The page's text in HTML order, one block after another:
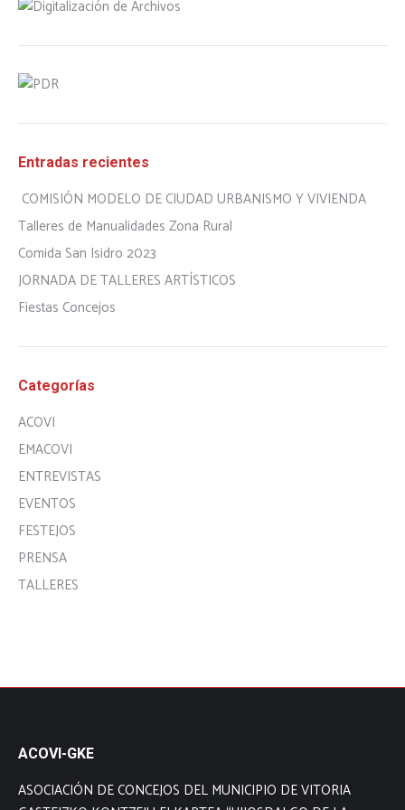
Entradas recientes
COMISIÓN MODELO DE CIUDAD URBANISMO Y VIVIENDA
Talleres de Manualidades Zona Rural
Comida San Isidro 2023
JORNADA DE TALLERES ARTÍSTICOS
Fiestas Concejos
Categorías
ACOVI
EMACOVI
ENTREVISTAS
EVENTOS
FESTEJOS
PRENSA
TALLERES
ACOVI-GKE
ASOCIACIÓN DE CONCEJOS DEL MUNICIPIO DE VITORIA